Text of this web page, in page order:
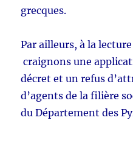
grecques.
Par ailleurs, à la
craignons une
décret et un refus
d’agents de la filière
du Département des